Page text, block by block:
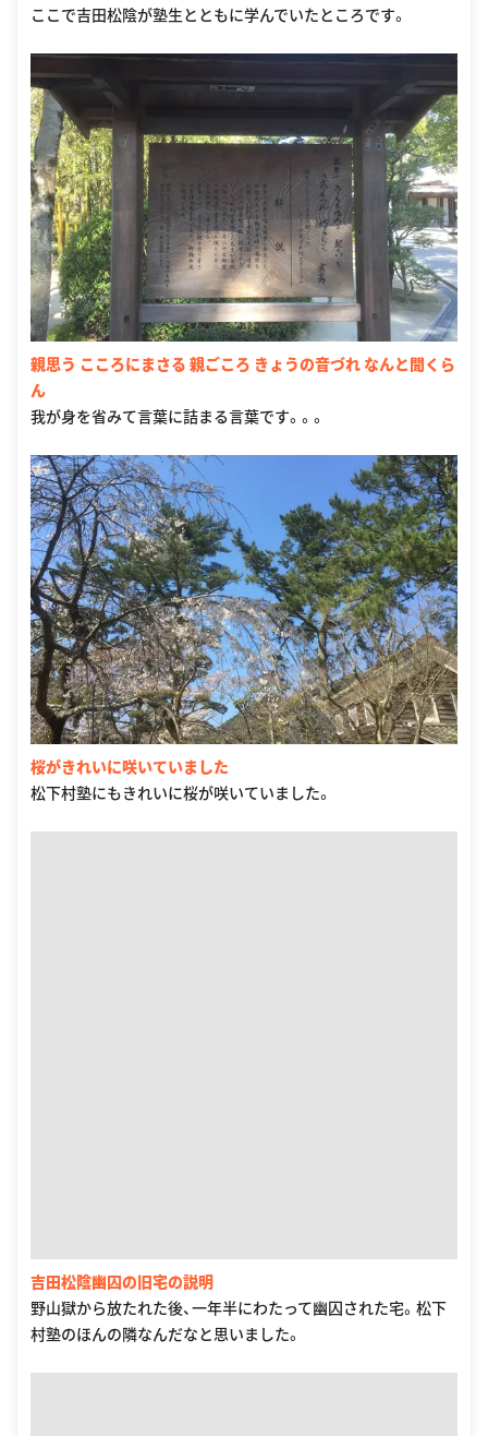
ここで吉田松陰が塾生とともに学んでいたところです。
親思う こころにまさる 親ごころ きょうの音づれ なんと聞くら
ん
我が身を省みて言葉に詰まる言葉です。。。
桜がきれいに咲いていました
松下村塾にもきれいに桜が咲いていました。
吉田松陰幽囚の旧宅の説明
野山獄から放たれた後、一年半にわたって幽囚された宅。松下
村塾のほんの隣なんだなと思いました。